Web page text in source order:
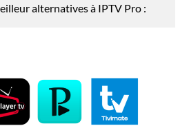
alternatives à IPTV Pro :